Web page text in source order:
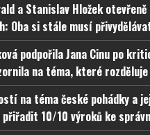
a Stanislav Hložek otevřeně
Oba si stále musí
podpořila Jana Cinu po
na téma, které
na téma české pohádky a
přiřadit 10/10 výroků ke